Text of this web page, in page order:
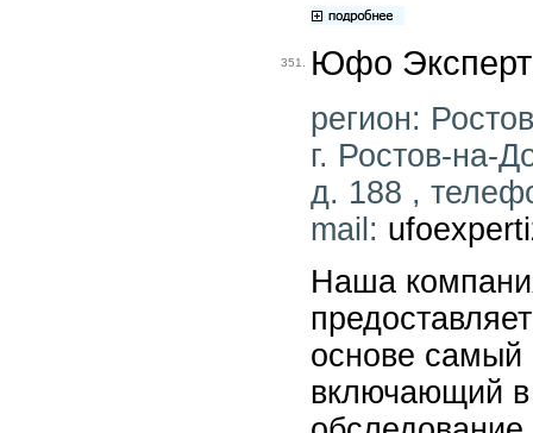
351. Юфо Эксперт
регион:
г. Ростов-на-
д. 188 ,
mail:
Наша
основе самый
включающий в